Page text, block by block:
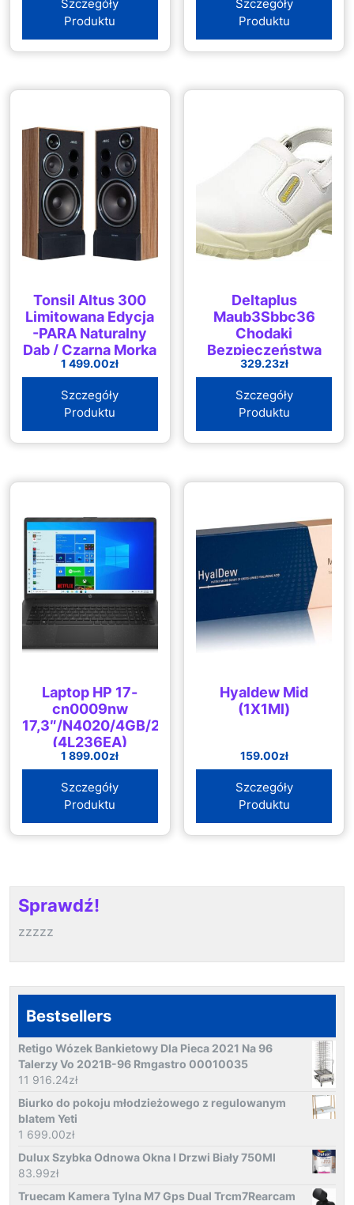
Szczegóły
Produktu
Szczegóły
Produktu
Tonsil Altus 300
Limitowana Edycja
-PARA Naturalny
Dąb / Czarna Morka
1 499.00zł
Szczegóły
Produktu
Deltaplus
Maub3Sbbc36
Chodaki
Bezpieczeństwa
Agrotyp Sbea Src
329.23zł
Szczegóły
Produktu
Laptop HP 17-
cn0009nw
17,3″/N4020/4GB/256GB/Win10
(4L236EA)
1 899.00zł
Szczegóły
Produktu
Hyaldew Mid
(1X1Ml)
159.00zł
Szczegóły
Produktu
Sprawdź!
zzzzz
Bestsellers
Retigo Wózek Bankietowy Dla Pieca 2021 Na 96
Talerzy Vo 2021B-96 Rmgastro 00010035
11 916.24zł
Biurko do pokoju młodzieżowego z regulowanym
blatem Yeti
1 699.00zł
Dulux Szybka Odnowa Okna I Drzwi Biały 750Ml
83.99zł
Truecam Kamera Tylna M7 Gps Dual Trcm7Rearcam